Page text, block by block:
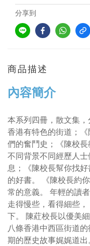
分享到
商品描述
內容簡介
本系列四冊，散文集
香港有特色的街道；
們的奮鬥史；《陳校
不同背景不同經歷人
息；《陳校長幫你找
的好書。 《陳校長約
常的意義。 年輕的讀
走得慢些，看得細些
下。 陳葒校長以優美
八條香港中西區街道
期的歷史故事娓娓道